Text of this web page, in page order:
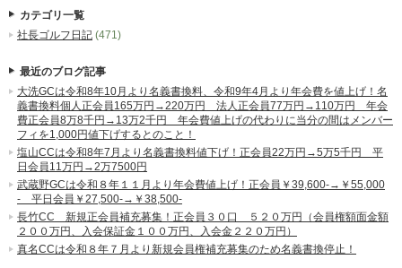
カテゴリ一覧
社長ゴルフ日記 (471)
最近のブログ記事
大洗GCは令和8年10月より名義書換料、令和9年4月より年会費を値上げ！名
義書換料個人正会員165万円→220万円 法人正会員77万円→110万円 年会
費正会員8万8千円→13万2千円 年会費値上げの代わりに当分の間はメンバー
フィを1,000円値下げするとのこと！
塩山CCは令和8年7月より名義書換料値下げ！正会員22万円→5万5千円 平
日会員11万円→2万7500円
武蔵野GCは令和８年１１月より年会費値上げ！正会員￥39,600-→￥55,000
- 平日会員￥27,500-→￥38,500-
長竹CC 新規正会員補充募集！正会員３０口 ５２０万円（会員権額面金額
２００万円、入会保証金１００万円、入会金２２０万円）
真名CCは令和８年７月より新規会員権補充募集のため名義書換停止！